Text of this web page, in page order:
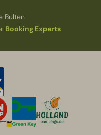
Bulten
Booking Experts